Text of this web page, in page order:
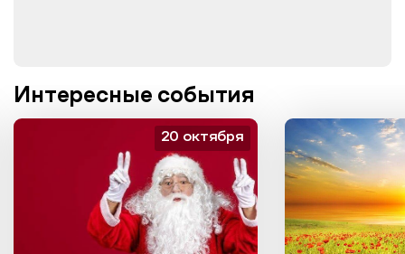
Интересные события
20 октября